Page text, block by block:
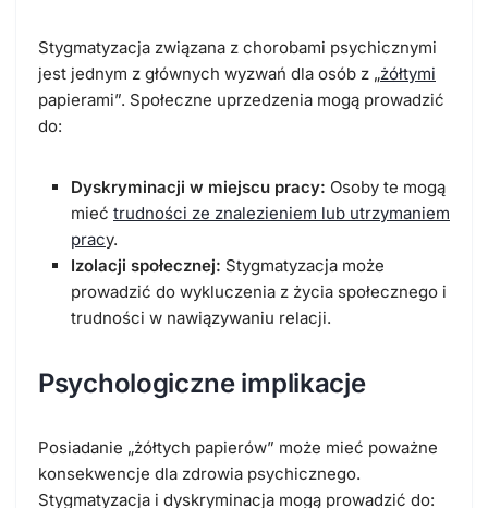
Stygmatyzacja związana z chorobami psychicznymi
jest jednym z głównych wyzwań dla osób z „żółtymi
papierami”. Społeczne uprzedzenia mogą prowadzić
do:
Dyskryminacji w miejscu pracy: Osoby te mogą
mieć trudności ze znalezieniem lub utrzymaniem
pracy.
Izolacji społecznej: Stygmatyzacja może
prowadzić do wykluczenia z życia społecznego i
trudności w nawiązywaniu relacji.
Psychologiczne implikacje
Posiadanie „żółtych papierów” może mieć poważne
konsekwencje dla zdrowia psychicznego.
Stygmatyzacja i dyskryminacja mogą prowadzić do: